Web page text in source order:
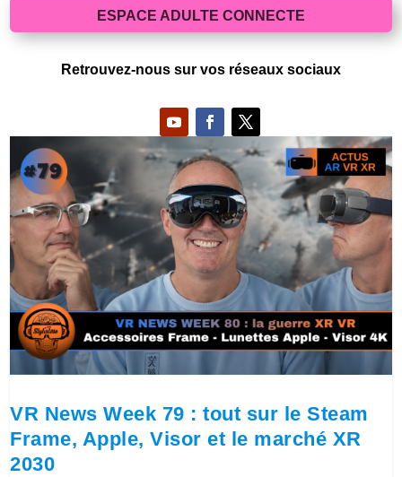
ESPACE ADULTE CONNECTE
Retrouvez-nous sur vos réseaux sociaux
VR News Week 79 : tout sur le Steam
Frame, Apple, Visor et le marché XR
2030